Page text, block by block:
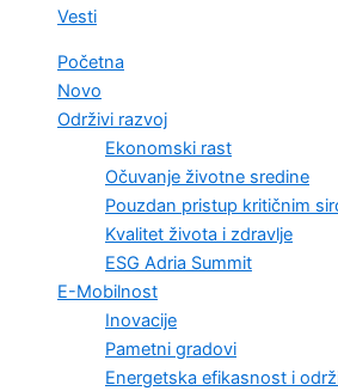
Vesti
Početna
Novo
Održivi razvoj
Ekonomski rast
Očuvanje životne sredine
Pouzdan pristup kritičnim
Kvalitet života i zdravlje
ESG Adria Summit
E-Mobilnost
Inovacije
Pametni gradovi
Energetska efikasnost i